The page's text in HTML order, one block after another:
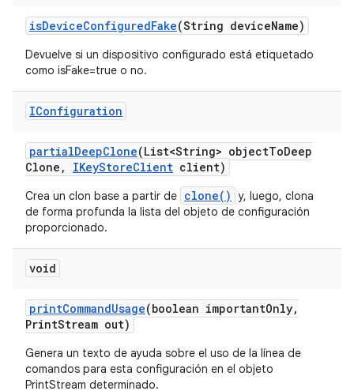
isDeviceConfiguredFake(String deviceName)
Devuelve si un dispositivo configurado está etiquetado
como isFake=true o no.
IConfiguration
partialDeepClone(List<String> objectToDeep
Clone , IKeyStoreClient client)
Crea un clon base a partir de clone() y, luego, clona
de forma profunda la lista del objeto de configuración
proporcionado.
void
printCommandUsage(boolean importantOnly,
PrintStream out)
Genera un texto de ayuda sobre el uso de la línea de
comandos para esta configuración en el objeto
PrintStream determinado.